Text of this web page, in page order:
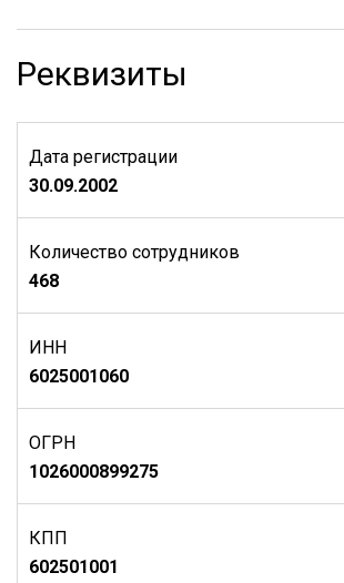
Реквизиты
Дата регистрации
30.09.2002
Количество сотрудников
468
ИНН
6025001060
ОГРН
1026000899275
КПП
602501001